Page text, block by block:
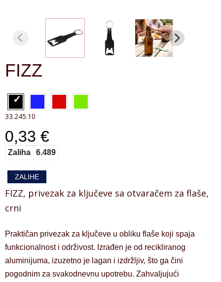
FIZZ
33.245.10
0,33 €
Zaliha 6.489
ZALIHE
FIZZ, privezak za ključeve sa otvaračem za flaše,
crni
Praktičan privezak za ključeve u obliku flaše koji spaja
funkcionalnost i održivost. Izrađen je od recikliranog
aluminijuma, izuzetno je lagan i izdržljiv, što ga čini
pogodnim za svakodnevnu upotrebu. Zahvaljujući